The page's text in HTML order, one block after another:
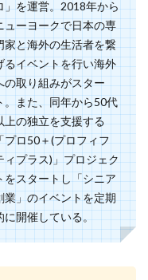
」を運営。2018年から
ューヨークで日本の専
家と海外の生活者を繋
るイベントを行い海外
の取り組みがスター
。また、同年から50代
上の独立を支援する
プロ50＋(プロフィフ
ィプラス)」プロジェク
をスタートし「シニア
業」のイベントを定期
に開催している。